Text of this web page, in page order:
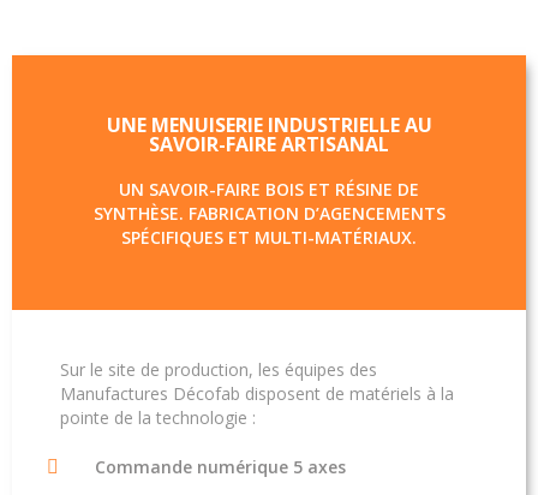
UNE MENUISERIE INDUSTRIELLE AU
SAVOIR-FAIRE ARTISANAL
UN SAVOIR-FAIRE BOIS ET RÉSINE DE
SYNTHÈSE. FABRICATION D’AGENCEMENTS
SPÉCIFIQUES ET MULTI-MATÉRIAUX.
Sur le site de production, les équipes des
Manufactures Décofab disposent de matériels à la
pointe de la technologie :
Commande numérique 5 axes